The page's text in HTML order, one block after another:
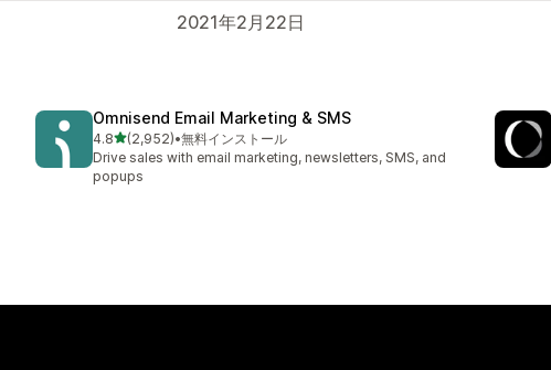
2021年2月22日
Omnisend Email Marketing & SMS
4.85つ星中
(2,952)
合計レビュー数：2952件
•無料インストール
Drive sales with email marketing, newsletters, SMS, and
popups